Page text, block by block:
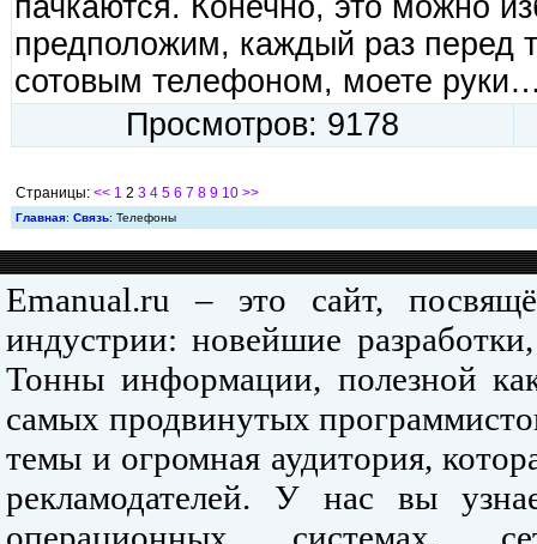
пачкаются. Конечно, это можно
предположим, каждый раз перед
сотовым телефоном, моете
Просмотров: 9178
Страницы: << 1 2 3 4 5 6 7 8 9 10 >>
Главная: Связь: Телефоны
Emanual.ru – это сайт,
индустрии: новейшие
Тонны информации, полезной
самых продвинутых
темы и огромная аудитория,
рекламодателей. У нас вы